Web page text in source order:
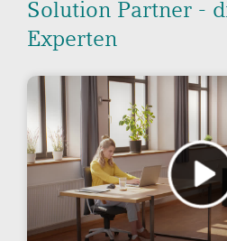
Solution Partner -
Experten